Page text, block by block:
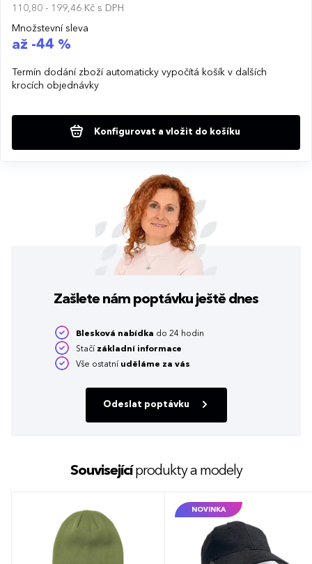
110,80 - 199,46 Kč s DPH
Množstevní sleva
až -44 %
Termín dodání zboží automaticky vypočítá košík v dalších
krocích objednávky
Konfigurovat a vložit do košíku
Zašlete nám poptávku ještě dnes
Blesková nabídka do 24 hodin
Stačí základní informace
Vše ostatní uděláme za vás
Odeslat poptávku
Souvisejícíprodukty a modely
NOVINKA